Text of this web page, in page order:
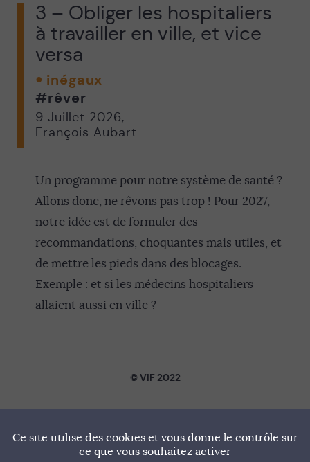
3 – Obliger les hospitaliers
à travailler en ville, et vice
versa
inégaux
#rêver
9 Juillet 2026,
François Aubart
Un programme pour notre système de santé ?
Allons donc, ne rêvons pas trop ! Pour 2027,
notre idée est de formuler des
recommandations, choquantes mais utiles, et
de mettre les pieds dans des blocages.
Exemple : et si les médecins hospitaliers
allaient aussi en ville ?
© VIF 2022
SOUTENIR VIF
NOTRE MANIFESTE
Ce site utilise des cookies et vous donne le contrôle sur
ce que vous souhaitez activer